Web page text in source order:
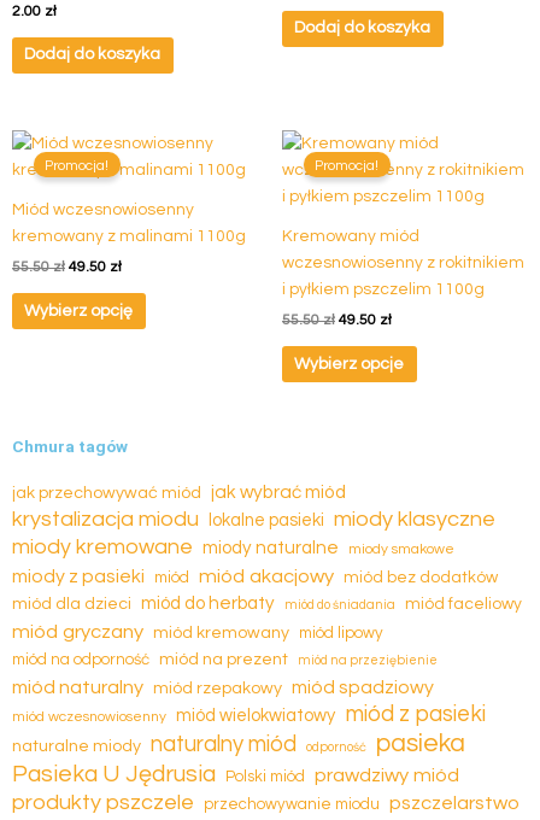
2.00 zł
Dodaj do koszyka
Dodaj do koszyka
Promocja!
Miód wczesnowiosenny
kremowany z malinami 1100g
55.50zł
Pierwotna
cena
wynosiła:
49.50 zł
Aktualna
wynosi:
Wybierz opcję
Promocja!
Kremowany miód
wczesnowiosenny z rokitnikiem
i pyłkiem pszczelim 1100g
55.50zł
Pierwotna
cena
wynosiła:
55.50 zł.
49.50 zł
Aktualna
wynosi:
49.50 zł.
Wybierz opcje
Ten
produkt
ma
można
wybrać
na
stronie
Chmura tagów
jak przechowywać miód jak wybrać miód
krystalizacja miodu lokalne pasieki miody klasyczne
miody kremowane miody naturalne miody smakowe
miody z pasieki miód miód akacjowy miód bez dodatków
miód dla dzieci miód do herbaty miód do śniadania miód faceliowy
miód gryczany miód kremowany
miód lipowy
miód na odporność miód na prezent miód na przeziębienie
miód naturalny miód rzepakowy miód spadziowy
miód wczesnowiosenny miód wielokwiatowy miód z pasieki
naturalne miody naturalny miód odporność pasieka
Pasieka U Jędrusia Polski miód prawdziwy miód
produkty pszczele przechowywanie miodu pszczelarstwo